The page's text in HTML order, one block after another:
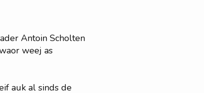
Antoin Scholten
weej as
auk al sinds de